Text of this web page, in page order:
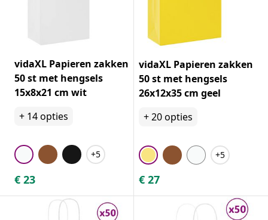
vidaXL Papieren zakken
50 st met hengsels
15x8x21 cm wit
+ 14opties
+5
€ 23
vidaXL Papieren zakken
50 st met hengsels
26x12x35 cm geel
+20opties
+5
€ 27